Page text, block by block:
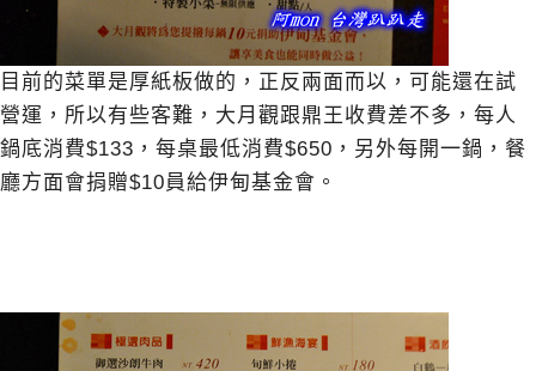
目前的菜單是厚紙板做的，正反兩面而以，可能還在試
營運，所以有些客難，大月觀跟鼎王收費差不多，每人
鍋底消費$133，每桌最低消費$650，另外每開一鍋，餐
廳方面會捐贈$10員給伊甸基金會。